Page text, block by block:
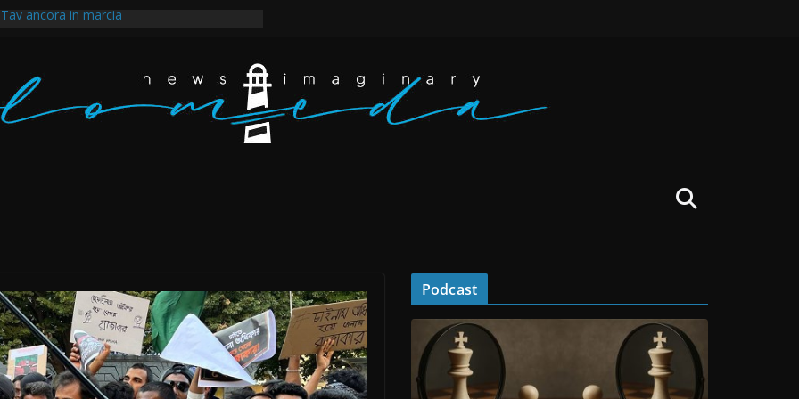
ancora in marcia
degli scarafaggi ha messo al muro il
dappertutto. Eravamo dappertutto
di Fakir, il tempo della rabbia e della rivolta a
Podcast